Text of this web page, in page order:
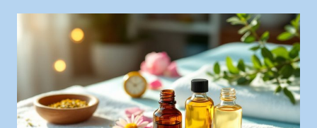
CUISINE
ASIATIQUE
AVEC
PANDA
MÉRIGNAC